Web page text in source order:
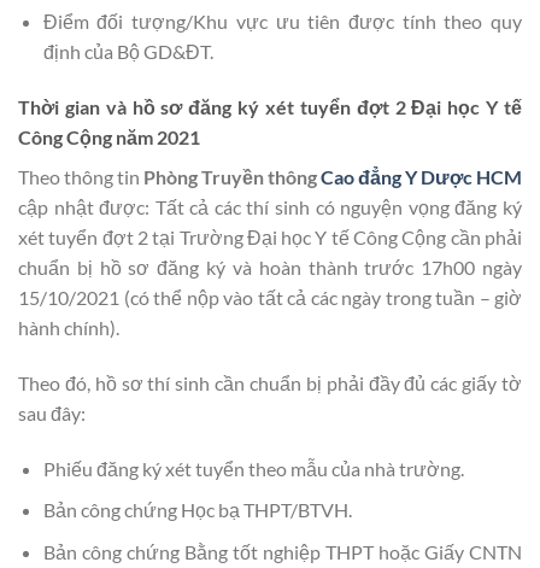
Điểm đối tượng/Khu vực ưu tiên được tính theo quy
định của Bộ GD&ĐT.
Thời gian và hồ sơ đăng ký xét tuyển đợt 2 Đại học Y tế
Công Cộng năm 2021
Theo thông tin Phòng Truyền thôngCao đẳng Y Dược HCM
cập nhật được: Tất cả các thí sinh có nguyện vọng đăng ký
xét tuyển đợt 2 tại Trường Đại học Y tế Công Cộng cần phải
chuẩn bị hồ sơ đăng ký và hoàn thành trước 17h00 ngày
15/10/2021 (có thể nộp vào tất cả các ngày trong tuần – giờ
hành chính).
Theo đó, hồ sơ thí sinh cần chuẩn bị phải đầy đủ các giấy tờ
sau đây:
Phiếu đăng ký xét tuyển theo mẫu của nhà trường.
Bản công chứng Học bạ THPT/BTVH.
Bản công chứng Bằng tốt nghiệp THPT hoặc Giấy CNTN